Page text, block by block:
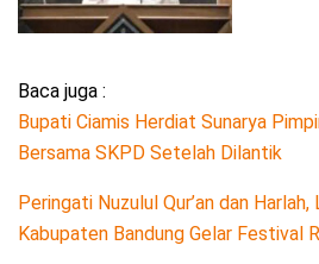
Baca juga :
Bupati Ciamis Herdiat Sunarya
Bersama SKPD Setelah Dilantik
Peringati Nuzulul Qur’an dan
Kabupaten Bandung Gelar Festival